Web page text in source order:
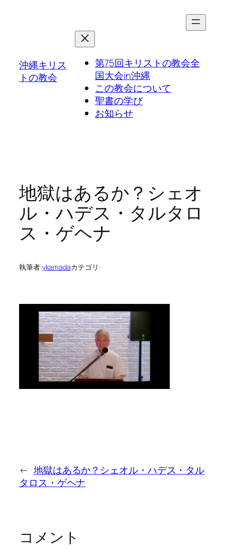
沖縄キリス
トの教会
第75回キリストの教会全
国大会in沖縄
この教会について
聖書の学び
お知らせ
地獄はあるか？シェオ
ル・ハデス・タルタロ
ス・ゲヘナ
執筆者:ykamadaカテゴリ:
← 地獄はあるか？シェオル・ハデス・タル
タロス・ゲヘナ
コメント